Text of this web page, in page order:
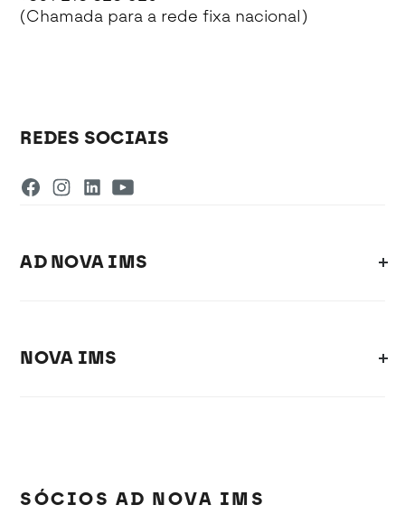
(Chamada para a rede fixa nacional)
REDES SOCIAIS
AD NOVA IMS
NOVA IMS
SÓCIOS AD NOVA IMS